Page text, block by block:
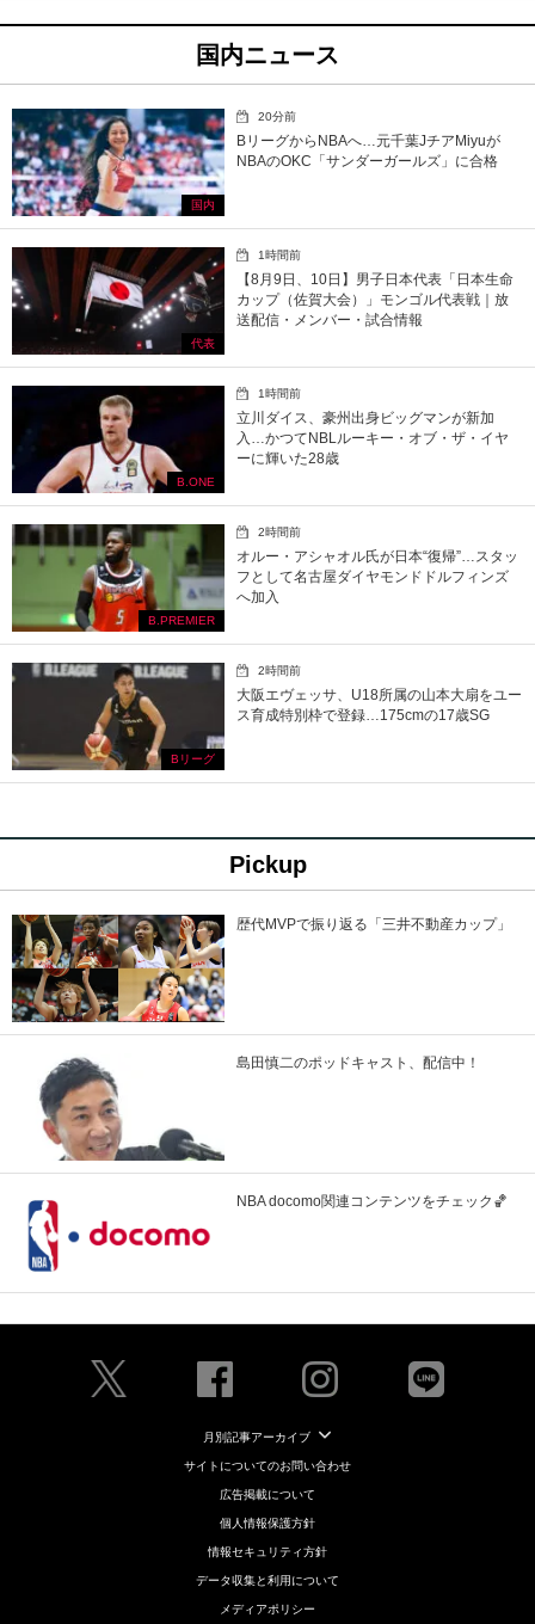
国内ニュース
国内
20分前
BリーグからNBAへ…元千葉JチアMiyuが
NBAのOKC「サンダーガールズ」に合格
代表
1時間前
【8月9日、10日】男子日本代表「日本生命
カップ（佐賀大会）」モンゴル代表戦｜放
送配信・メンバー・試合情報
B.ONE
1時間前
立川ダイス、豪州出身ビッグマンが新加
入…かつてNBLルーキー・オブ・ザ・イヤ
ーに輝いた28歳
B.PREMIER
2時間前
オルー・アシャオル氏が日本“復帰”…スタッ
フとして名古屋ダイヤモンドドルフィンズ
へ加入
Bリーグ
2時間前
大阪エヴェッサ、U18所属の山本大扇をユー
ス育成特別枠で登録…175cmの17歳SG
Pickup
歴代MVPで振り返る「三井不動産カップ」
島田慎二のポッドキャスト、配信中！
NBA docomo関連コンテンツをチェック🏀
月別記事アーカイブ
サイトについてのお問い合わせ
広告掲載について
個人情報保護方針
情報セキュリティ方針
データ収集と利用について
メディアポリシー